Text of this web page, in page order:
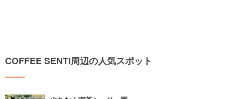
COFFEE SENTI周辺の人気スポット